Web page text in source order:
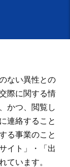
ない異性との
際に関する情
かつ、閲覧し
連絡すること
る事業のこと
イト」・「出
ています。